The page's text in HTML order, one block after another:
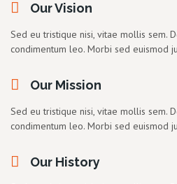
Our Vision
Sed eu tristique nisi, vitae mollis sem.
condimentum leo. Morbi sed euismod
Our Mission
Sed eu tristique nisi, vitae mollis sem.
condimentum leo. Morbi sed euismod
Our History